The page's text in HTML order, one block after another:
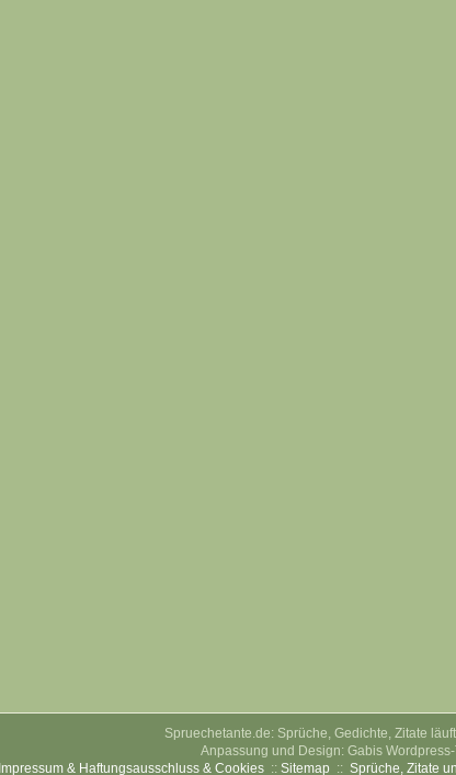
Spruechetante.de: Sprüche, Gedichte, Zitate
Anpassung und Design: Gabis
Impressum & Haftungsausschluss & Cookies:: Sitemap :: Sprüche, Zitate